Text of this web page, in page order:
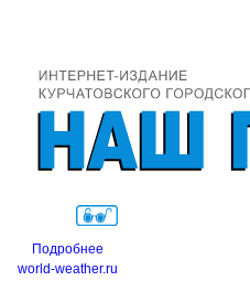
Подробнее
world-weather.ru